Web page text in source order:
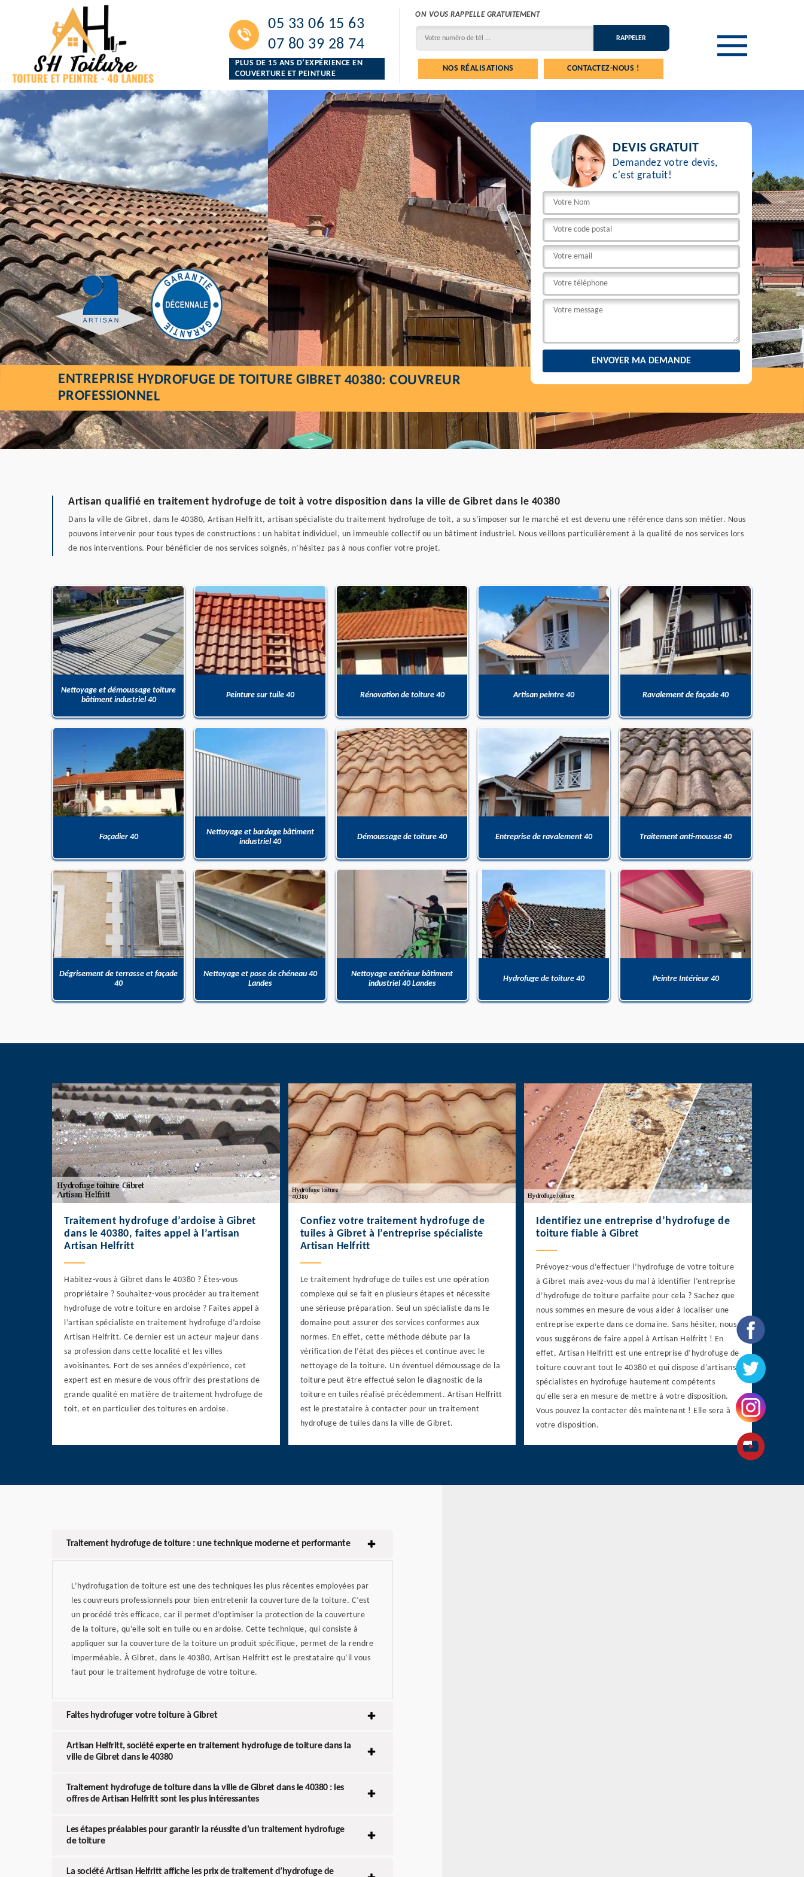
05 33 06 15 63
07 80 39 28 74
PLUS DE 15 ANS D’EXPÉRIENCE EN
COUVERTURE ET PEINTURE
ON VOUS RAPPELLE GRATUITEMENT
NOS RÉALISATIONS CONTACTEZ-NOUS !
DEVIS GRATUIT
Demandez votre devis,
c'est gratuit!
ENTREPRISE HYDROFUGE DE TOITURE GIBRET 40380: COUVREUR
PROFESSIONNEL
Artisan qualifié en traitement hydrofuge de toit à votre disposition dans la ville de Gibret dans le 40380
Dans la ville de Gibret, dans le 40380, Artisan Helfritt, artisan spécialiste du traitement hydrofuge de toit, a su s’imposer sur le marché et est devenu une référence dans son métier. Nous
pouvons intervenir pour tous types de constructions : un habitat individuel, un immeuble collectif ou un bâtiment industriel. Nous veillons particulièrement à la qualité de nos services lors
de nos interventions. Pour bénéficier de nos services soignés, n’hésitez pas à nous confier votre projet.
Nettoyage et démoussage toiture
bâtiment industriel 40
Peinture sur tuile 40 Rénovation de toiture 40 Artisan peintre 40 Ravalement de façade 40
Façadier 40
Nettoyage et bardage bâtiment
industriel 40
Démoussage de toiture 40 Entreprise de ravalement 40 Traitement anti-mousse 40
Dégrisement de terrasse et façade
40
Nettoyage et pose de chéneau 40
Landes
Nettoyage extérieur bâtiment
industriel 40 Landes
Hydrofuge de toiture 40 Peintre Intérieur 40
Traitement hydrofuge d’ardoise à Gibret
dans le 40380, faites appel à l’artisan
Artisan Helfritt
Habitez-vous à Gibret dans le 40380 ? Êtes-vous
propriétaire ? Souhaitez-vous procéder au traitement
hydrofuge de votre toiture en ardoise ? Faites appel à
l’artisan spécialiste en traitement hydrofuge d’ardoise
Artisan Helfritt. Ce dernier est un acteur majeur dans
sa profession dans cette localité et les villes
avoisinantes. Fort de ses années d’expérience, cet
expert est en mesure de vous offrir des prestations de
grande qualité en matière de traitement hydrofuge de
toit, et en particulier des toitures en ardoise.
Confiez votre traitement hydrofuge de
tuiles à Gibret à l’entreprise spécialiste
Artisan Helfritt
Le traitement hydrofuge de tuiles est une opération
complexe qui se fait en plusieurs étapes et nécessite
une sérieuse préparation. Seul un spécialiste dans le
domaine peut assurer des services conformes aux
normes. En effet, cette méthode débute par la
vérification de l’état des pièces et continue avec le
nettoyage de la toiture. Un éventuel démoussage de la
toiture peut être effectué selon le diagnostic de la
toiture en tuiles réalisé précédemment. Artisan Helfritt
est le prestataire à contacter pour un traitement
hydrofuge de tuiles dans la ville de Gibret.
Identifiez une entreprise d’hydrofuge de
toiture fiable à Gibret
Prévoyez-vous d’effectuer l’hydrofuge de votre toiture
à Gibret mais avez-vous du mal à identifier l’entreprise
d’hydrofuge de toiture parfaite pour cela ? Sachez que
nous sommes en mesure de vous aider à localiser une
entreprise experte dans ce domaine. Sans hésiter, nous
vous suggérons de faire appel à Artisan Helfritt ! En
effet, Artisan Helfritt est une entreprise d’hydrofuge de
toiture couvrant tout le 40380 et qui dispose d'artisans
spécialistes en hydrofuge hautement compétents
qu'elle sera en mesure de mettre à votre disposition.
Vous pouvez la contacter dès maintenant ! Elle sera à
votre disposition.
Traitement hydrofuge de toiture : une technique moderne et performante
L’hydrofugation de toiture est une des techniques les plus récentes employées par
les couvreurs professionnels pour bien entretenir la couverture de la toiture. C’est
un procédé très efficace, car il permet d’optimiser la protection de la couverture
de la toiture, qu’elle soit en tuile ou en ardoise. Cette technique, qui consiste à
appliquer sur la couverture de la toiture un produit spécifique, permet de la rendre
imperméable. À Gibret, dans le 40380, Artisan Helfritt est le prestataire qu’il vous
faut pour le traitement hydrofuge de votre toiture.
Faites hydrofuger votre toiture à Gibret
Artisan Helfritt, société experte en traitement hydrofuge de toiture dans la
ville de Gibret dans le 40380
Traitement hydrofuge de toiture dans la ville de Gibret dans le 40380 : les
offres de Artisan Helfritt sont les plus intéressantes
Les étapes préalables pour garantir la réussite d’un traitement hydrofuge
de toiture
La société Artisan Helfritt affiche les prix de traitement d’hydrofuge de